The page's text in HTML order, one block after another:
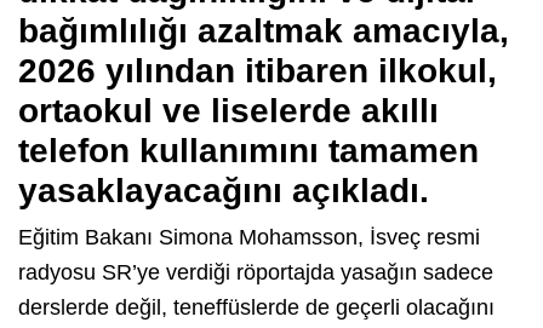
bağımlılığı azaltmak amacıyla,
2026 yılından itibaren ilkokul,
ortaokul ve liselerde akıllı
telefon kullanımını tamamen
yasaklayacağını açıkladı.
Eğitim Bakanı Simona Mohamsson, İsveç resmi
radyosu SR’ye verdiği röportajda yasağın sadece
derslerde değil, teneffüslerde de geçerli olacağını